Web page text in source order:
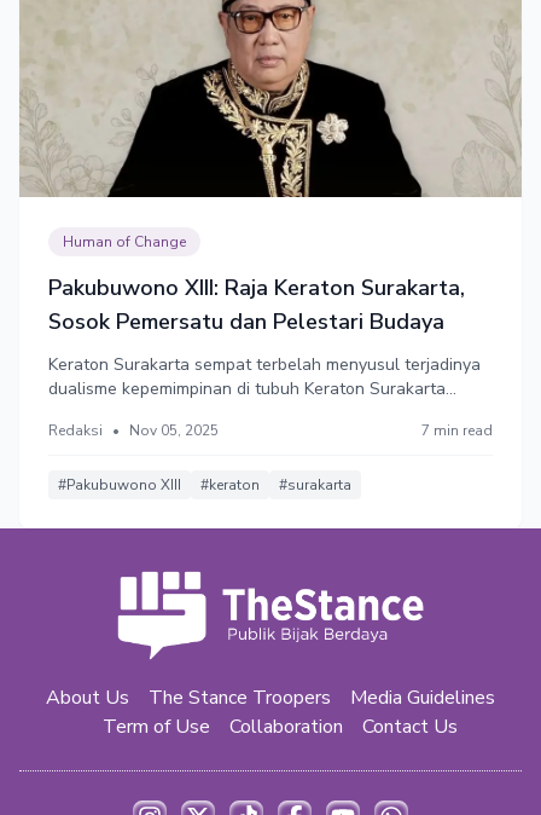
Human of Change
Pakubuwono XIII: Raja Keraton Surakarta,
Sosok Pemersatu dan Pelestari Budaya
Keraton Surakarta sempat terbelah menyusul terjadinya
dualisme kepemimpinan di tubuh Keraton Surakarta
Tedjowulan. Ia dikenal sebagai raja yang sederhana dan
Redaksi • Nov 05, 2025 7 min read
#Pakubuwono XIII #keraton #surakarta
About Us The Stance Troopers
Media Guidelines
Term of Use
Collaboration Contact Us